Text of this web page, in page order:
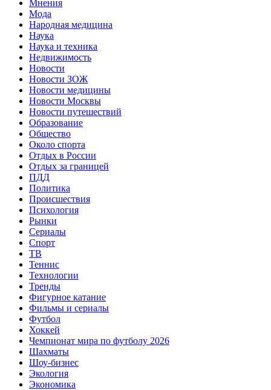
Мнения
Мода
Народная медицина
Наука
Наука и техника
Недвижимость
Новости
Новости ЗОЖ
Новости медицины
Новости Москвы
Новости путешествий
Образование
Общество
Около спорта
Отдых в России
Отдых за границей
ПДД
Политика
Происшествия
Психология
Рынки
Сериалы
Спорт
ТВ
Теннис
Технологии
Тренды
Фигурное катание
Фильмы и сериалы
Футбол
Хоккей
Чемпионат мира по футболу 2026
Шахматы
Шоу-бизнес
Экология
Экономика